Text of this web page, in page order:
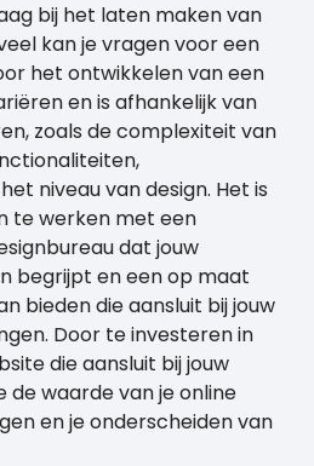
bij het laten maken van
kan je vragen voor een
het ontwikkelen van een
en is afhankelijk van
zoals de complexiteit van
niveau van design. Het is
te werken met een
dat jouw
begrijpt en een op maat
bieden die aansluit bij jouw
Door te investeren in
die aansluit bij jouw
de waarde van je online
en je onderscheiden van